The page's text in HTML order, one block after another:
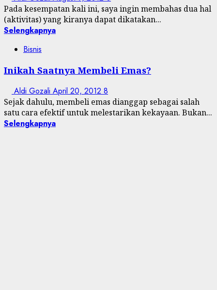
Pada kesempatan kali ini, saya ingin membahas dua hal
(aktivitas) yang kiranya dapat dikatakan...
Selengkapnya
Bisnis
Inikah Saatnya Membeli Emas?
Aldi Gozali April 20, 2012 8
Sejak dahulu, membeli emas dianggap sebagai salah
satu cara efektif untuk melestarikan kekayaan. Bukan...
Selengkapnya